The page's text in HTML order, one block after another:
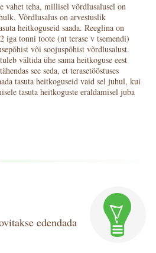
vahet teha, millisel võrdlusalusel on
Võrdlusalus on arvestuslik
heitkoguseid saada. Reeglina on
iga tonni toote (nt terase v tsemendi)
või soojuspõhist võrdlusalust.
vältida ühe sama heitkoguse eest
see seda, et terasetööstuses
tasuta heitkoguseid vaid sel juhul, kui
tasuta heitkoguste eraldamisel juba
edendada